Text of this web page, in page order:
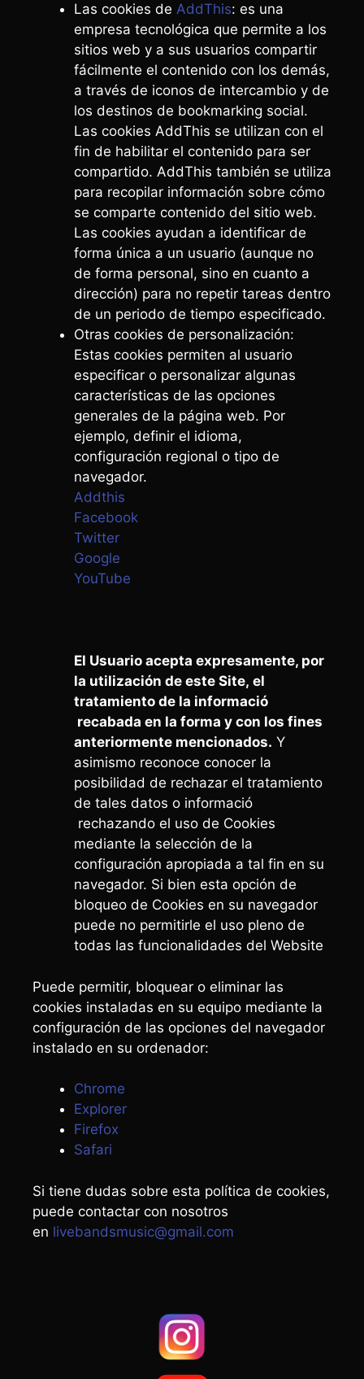
Las cookies de AddThis: es una
empresa tecnológica que permite a los
sitios web y a sus usuarios compartir
fácilmente el contenido con los demás,
a través de iconos de intercambio y de
los destinos de bookmarking social.
Las cookies AddThis se utilizan con el
fin de habilitar el contenido para ser
compartido. AddThis también se utiliza
para recopilar información sobre cómo
se comparte contenido del sitio web.
Las cookies ayudan a identificar de
forma única a un usuario (aunque no
de forma personal, sino en cuanto a
dirección) para no repetir tareas dentro
de un periodo de tiempo especificado.
Otras cookies de personalización:
Estas cookies permiten al usuario
especificar o personalizar algunas
características de las opciones
generales de la página web. Por
ejemplo, definir el idioma,
configuración regional o tipo de
navegador.
Addthis
Facebook
Twitter
Google
YouTube
El Usuario acepta expresamente, por
la utilización de este Site, el
tratamiento de la informació
recabada en la forma y con los fines
anteriormente mencionados. Y
asimismo reconoce conocer la
posibilidad de rechazar el tratamiento
de tales datos o informació
rechazando el uso de Cookies
mediante la selección de la
configuración apropiada a tal fin en su
navegador. Si bien esta opción de
bloqueo de Cookies en su navegador
puede no permitirle el uso pleno de
todas las funcionalidades del Website
Puede permitir, bloquear o eliminar las
cookies instaladas en su equipo mediante la
configuración de las opciones del navegador
instalado en su ordenador:
Chrome
Explorer
Firefox
Safari
Si tiene dudas sobre esta política de cookies,
puede contactar con nosotros
en livebandsmusic@gmail.com